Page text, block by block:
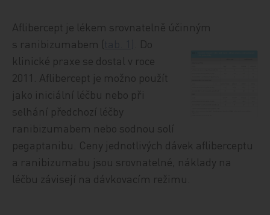
Aflibercept je lékem srovnatelně účinným
s ranibizumabem (
. Do
klinické praxe se dostal v roce
2011. Aflibercept je možno použít
jako iniciální léčbu nebo při
selhání předchozí léčby
ranibizumabem nebo sodnou solí
pegaptanibu. Ceny jednotlivých dávek afliberceptu
a ranibizumabu jsou srovnatelné, náklady na
léčbu závisejí na dávkovacím režimu.